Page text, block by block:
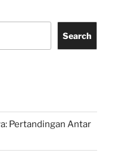
Search
Pertandingan Antar